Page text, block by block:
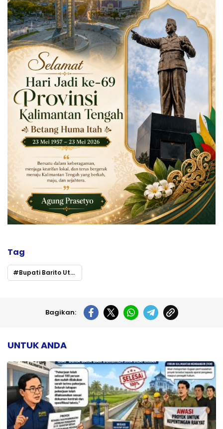
Tag
Bupati Barito Utara Pimpin Koordinasi ke Kemenkeu Bahas Penarikan Dana TDF dan Sisa DAK Fisik 2025
Bagikan:
UNTUK ANDA